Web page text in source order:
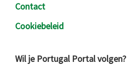
Contact
Cookiebeleid
Wil je Portugal Portal volgen?